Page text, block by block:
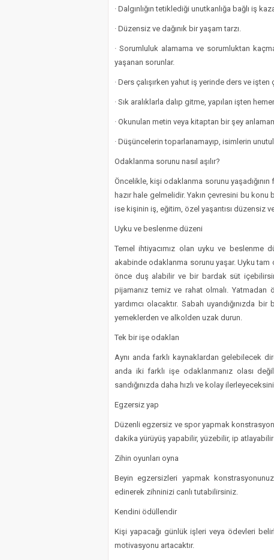
· Dalgınlığın tetiklediği unutkanlığa bağlı iş
· Düzensiz ve dağınık bir yaşam tarzı.
· Sorumluluk alamama ve sorumluktan
yaşanan sorunlar.
· Ders çalışırken yahut iş yerinde ders ve
· Sık aralıklarla dalıp gitme, yapılan işten
· Okunulan metin veya kitaptan bir şey
· Düşüncelerin toparlanamayıp, isimlerin
Odaklanma sorunu nasıl aşılır?
Öncelikle, kişi odaklanma sorunu
hazır hale gelmelidir. Yakın çevresini bu
ise kişinin iş, eğitim, özel yaşantısı düzensiz ve
Uyku ve beslenme düzeni
Temel ihtiyacımız olan uyku ve beslenme
akabinde odaklanma sorunu yaşar. Uyku tam
önce duş alabilir ve bir bardak süt
pijamanız temiz ve rahat olmalı.
yardımcı olacaktır. Sabah uyandığınızda
yemeklerden ve alkolden uzak durun.
Tek bir işe odaklan
Aynı anda farklı kaynaklardan gelebilecek
anda iki farklı işe odaklanmanız olası
sandığınızda daha hızlı ve kolay
Egzersiz yap
Düzenli egzersiz ve spor yapmak
dakika yürüyüş yapabilir, yüzebilir, ip
Zihin oyunları oyna
Beyin egzersizleri yapmak
edinerek zihninizi canlı tutabilirsiniz.
Kendini ödüllendir
Kişi yapacağı günlük işleri veya ödevleri
motivasyonu artacaktır.